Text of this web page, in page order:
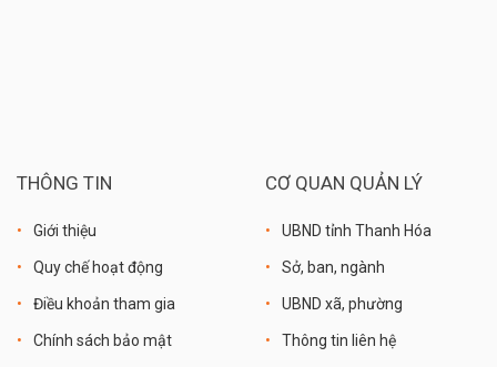
THÔNG TIN
Giới thiệu
Quy chế hoạt động
Điều khoản tham gia
Chính sách bảo mật
CƠ QUAN QUẢN LÝ
UBND tỉnh Thanh Hóa
Sở, ban, ngành
UBND xã, phường
Thông tin liên hệ